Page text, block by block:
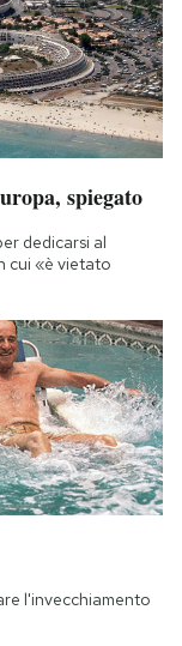
spiegato
dedicarsi al
cui «è vietato
l'invecchiamento